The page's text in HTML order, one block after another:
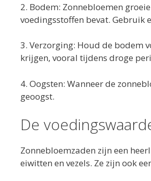
2. Bodem: Zonnebloemen
voedingsstoffen bevat. Gebruik
3. Verzorging: Houd de bodem
krijgen, vooral tijdens droge
4. Oogsten: Wanneer de
geoogst.
De
Zonnebloemzaden zijn een
eiwitten en vezels. Ze zijn ook